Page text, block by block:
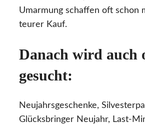
Umarmung schaffen oft schon
teurer Kauf.
Danach wird auch
gesucht:
Neujahrsgeschenke,
Glücksbringer Neujahr, Last-